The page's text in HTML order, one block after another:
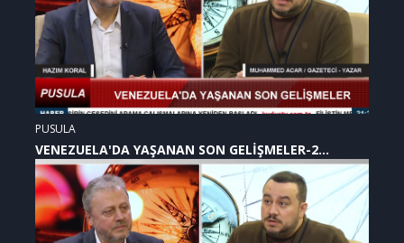
PUSULA
VENEZUELA'DA YAŞANAN SON GELİŞMELER-2
(07.01.2026)